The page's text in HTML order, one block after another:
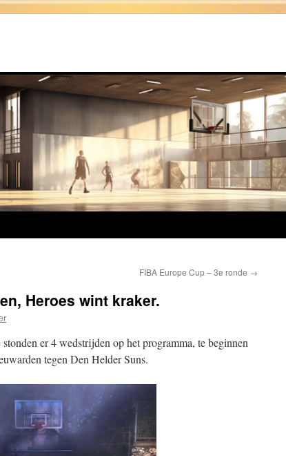
FIBA Europe Cup – 3e ronde →
Heroes wint kraker.
er 4 wedstrijden op het programma, te beginnen
tegen Den Helder Suns.